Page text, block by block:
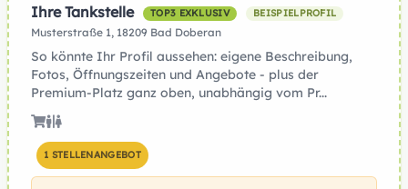
Ihre Tankstelle TOP3 EXKLUSIV BEISPIELPROFIL
Musterstraße 1, 18209 Bad Doberan
So könnte Ihr Profil aussehen: eigene Beschreibung,
Fotos, Öffnungszeiten und Angebote - plus der
Premium-Platz ganz oben, unabhängig vom Pr...
1 STELLENANGEBOT